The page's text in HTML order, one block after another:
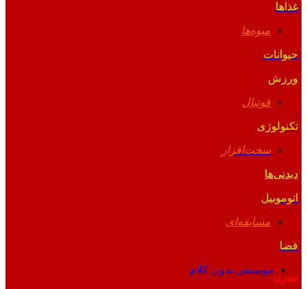
غذاها
میوه‌ها
حیوانات
ورزش
فوتبال
تکنولوژی
سخت‌افزار
دیدنی‌ها
اتوموبیل
مسابقه‌ای
فضا
موسیقی بدون کلام
مدرن